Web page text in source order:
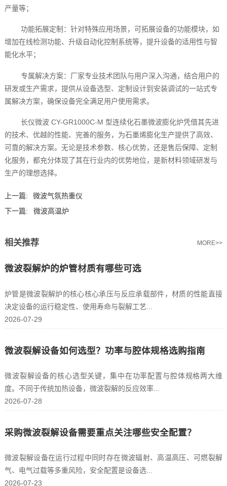
产量等；
功能拓展定制：针对特殊应用场景，可拓展设备的功能模块，如
增加在线检测功能、升级自动化控制系统等，提升设备的适用性与智
能化水平；
专属解决方案：厂家专业技术团队与用户深入沟通，结合用户的
研发或生产需求，提供从设备选型、定制设计到安装调试的一站式专
属解决方案，确保设备完全满足用户使用需求。
长仪微波 CY-GR1000C-M 型连续化石墨微波膨化炉凭借其先进
的技术、优越的性能、完善的服务，为石墨烯膨化生产提供了高效、
可靠的解决方案。无论是技术参数、核心优势，还是售后保障、定制
化服务，都充分体现了其在行业内的优势地位，是新材料领域研发与
生产的理想选择。
上一篇:
微波气氛热重仪
下一篇:
微波高温炉
相关推荐 MORE>>
微波裂解炉的炉管材质有哪些可选
炉管是微波裂解炉的核心核心承压与反应承载部件，材质的性能直接
决定设备的运行稳定性、使用寿命与裂解工艺...
2026-07-29
微波裂解设备如何选型？功率与腔体规格选购指南
微波裂解设备的核心选型关键，集中在功率配置与腔体规格两大维
度。不同于传统加热设备，微波裂解的反应效率...
2026-07-28
采购微波裂解设备需要重点关注哪些安全配置？
微波裂解设备在运行过程中同时存在微波辐射、高温高压、可燃裂解
气、电气过载等多重风险，安全配置是设备选...
2026-07-23